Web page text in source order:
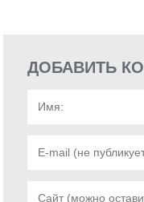
ДОБАВИТЬ